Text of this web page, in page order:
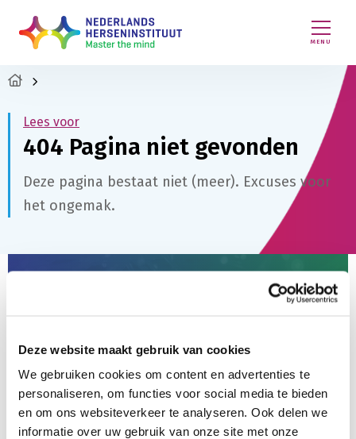
Deze website maakt gebruik van cookies
We gebruiken cookies om content en advertenties te
personaliseren, om functies voor social media te bieden
en om ons websiteverkeer te analyseren. Ook delen we
informatie over uw gebruik van onze site met onze
MENU
Lees voor
404 Pagina niet gevonden
Deze pagina bestaat niet (meer). Excuses voor
het ongemak.
ondersteunt baanbrekend hersenonderzoek. U kunt
ons daarbij helpen.
Steun ons werk Onze nieuwsbrief